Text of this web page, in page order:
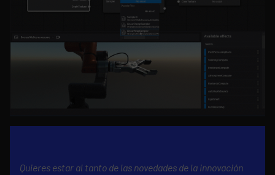
Quieres estar al tanto de las novedades de la innovación